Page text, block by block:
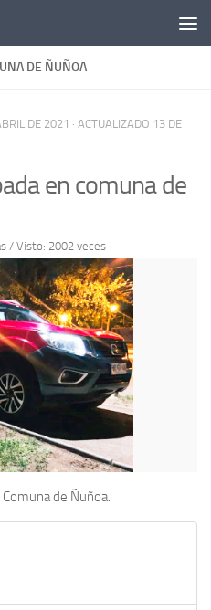
DE ÑUÑOA
DE 2021 · ACTUALIZADO 13 DE
en comuna de
/ Visto: 2002 veces
de Ñuñoa.